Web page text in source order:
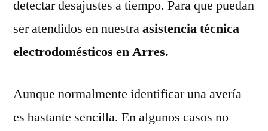
detectar desajustes a tiempo. Para que puedan
ser atendidos en nuestraasistencia técnica
electrodomésticos en Arres.
Aunque normalmente identificar una avería
es bastante sencilla. En algunos casos no